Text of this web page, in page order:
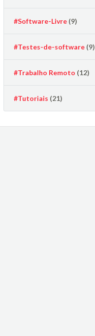
#Software-Livre (9)
#Testes-de-software (9)
#Trabalho Remoto (12)
#Tutoriais (21)